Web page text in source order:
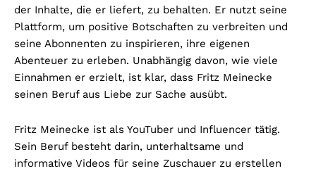
der Inhalte, die er liefert, zu behalten. Er nutzt seine
Plattform, um positive Botschaften zu verbreiten und
seine Abonnenten zu inspirieren, ihre eigenen
Abenteuer zu erleben. Unabhängig davon, wie viele
Einnahmen er erzielt, ist klar, dass Fritz Meinecke
seinen Beruf aus Liebe zur Sache ausübt.
Fritz Meinecke ist als YouTuber und Influencer tätig.
Sein Beruf besteht darin, unterhaltsame und
informative Videos für seine Zuschauer zu erstellen